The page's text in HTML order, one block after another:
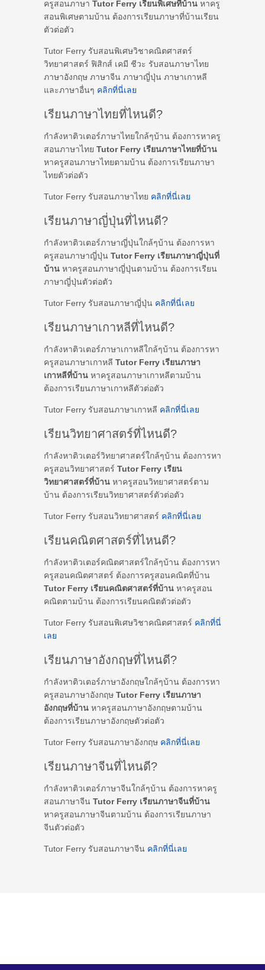
ครูสอนภาษา Tutor Ferry เรียนพิเศษที่บ้าน หาครู
สอนพิเศษตามบ้าน ต้องการเรียนภาษาที่บ้านเรียน
ตัวต่อตัว
Tutor Ferry รับสอนพิเศษวิชาคณิตศาสตร์
วิทยาศาสตร์ ฟิสิกส์ เคมี ชีวะ รับสอนภาษาไทย
ภาษาอังกฤษ ภาษาจีน ภาษาญี่ปุ่น ภาษาเกาหลี
และภาษาอื่นๆ คลิกที่นี่เลย
เรียนภาษาไทยที่ไหนดี?
กำลังหาติวเตอร์ภาษาไทยใกล้ๆบ้าน ต้องการหาครู
สอนภาษาไทย Tutor Ferry เรียนภาษาไทยที่บ้าน
หาครูสอนภาษาไทยตามบ้าน ต้องการเรียนภาษา
ไทยตัวต่อตัว
Tutor Ferry รับสอนภาษาไทย คลิกที่นี่เลย
เรียนภาษาญี่ปุ่นที่ไหนดี?
กำลังหาติวเตอร์ภาษาญี่ปุ่นใกล้ๆบ้าน ต้องการหา
ครูสอนภาษาญี่ปุ่น Tutor Ferry เรียนภาษาญี่ปุ่นที่
บ้าน หาครูสอนภาษาญี่ปุ่นตามบ้าน ต้องการเรียน
ภาษาญี่ปุ่นตัวต่อตัว
Tutor Ferry รับสอนภาษาญี่ปุ่น คลิกที่นี่เลย
เรียนภาษาเกาหลีที่ไหนดี?
กำลังหาติวเตอร์ภาษาเกาหลีใกล้ๆบ้าน ต้องการหา
ครูสอนภาษาเกาหลี Tutor Ferry เรียนภาษา
เกาหลีที่บ้าน หาครูสอนภาษาเกาหลีตามบ้าน
ต้องการเรียนภาษาเกาหลีตัวต่อตัว
Tutor Ferry รับสอนภาษาเกาหลี คลิกที่นี่เลย
เรียนวิทยาศาสตร์ที่ไหนดี?
กำลังหาติวเตอร์วิทยาศาสตร์ใกล้ๆบ้าน ต้องการหา
ครูสอนวิทยาศาสตร์ Tutor Ferry เรียน
วิทยาศาสตร์ที่บ้าน หาครูสอนวิทยาศาสตร์ตาม
บ้าน ต้องการเรียนวิทยาศาสตร์ตัวต่อตัว
Tutor Ferry รับสอนวิทยาศาสตร์ คลิกที่นี่เลย
เรียนคณิตศาสตร์ที่ไหนดี?
กำลังหาติวเตอร์คณิตศาสตร์ใกล้ๆบ้าน ต้องการหา
ครูสอนคณิตศาสตร์ ต้องการครูสอนคณิตที่บ้าน
Tutor Ferry เรียนคณิตศาสตร์ที่บ้าน หาครูสอน
คณิตตามบ้าน ต้องการเรียนคณิตตัวต่อตัว
Tutor Ferry รับสอนพิเศษวิชาคณิตศาสตร์ คลิกที่นี่
เลย
เรียนภาษาอังกฤษที่ไหนดี?
กำลังหาติวเตอร์ภาษาอังกฤษใกล้ๆบ้าน ต้องการหา
ครูสอนภาษาอังกฤษ Tutor Ferry เรียนภาษา
อังกฤษที่บ้าน หาครูสอนภาษาอังกฤษตามบ้าน
ต้องการเรียนภาษาอังกฤษตัวต่อตัว
Tutor Ferry รับสอนภาษาอังกฤษ คลิกที่นี่เลย
เรียนภาษาจีนที่ไหนดี?
กำลังหาติวเตอร์ภาษาจีนใกล้ๆบ้าน ต้องการหาครู
สอนภาษาจีน Tutor Ferry เรียนภาษาจีนที่บ้าน
หาครูสอนภาษาจีนตามบ้าน ต้องการเรียนภาษา
จีนตัวต่อตัว
Tutor Ferry รับสอนภาษาจีน คลิกที่นี่เลย